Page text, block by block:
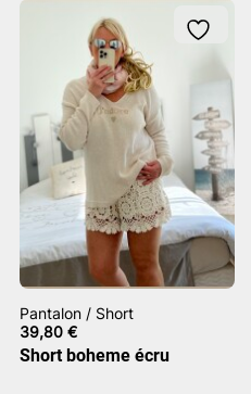
Pantalon / Short
39,80 €
Short boheme écru